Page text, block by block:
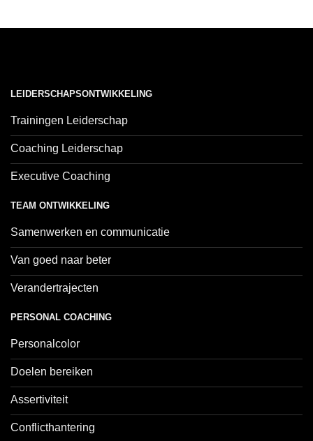
LEIDERSCHAPSONTWIKKELING
Trainingen Leiderschap
Coaching Leiderschap
Executive Coaching
TEAM ONTWIKKELING
Samenwerken en communicatie
Van goed naar beter
Verandertrajecten
PERSONAL COACHING
Personalcolor
Doelen bereiken
Assertiviteit
Conflicthantering